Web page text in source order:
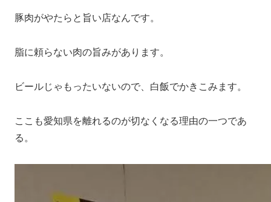
豚肉がやたらと旨い店なんです。
脂に頼らない肉の旨みがあります。
ビールじゃもったいないので、白飯でかきこみます。
ここも愛知県を離れるのが切なくなる理由の一つであ
る。